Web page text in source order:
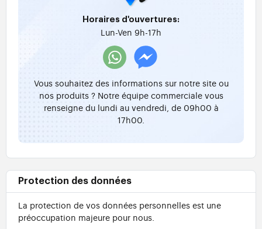
Horaires d'ouvertures:
Lun-Ven 9h-17h
Vous souhaitez des informations sur notre site ou
nos produits ? Notre équipe commerciale vous
renseigne du lundi au vendredi, de 09h00 à
17h00.
Protection des données
La protection de vos données personnelles est une
préoccupation majeure pour nous.